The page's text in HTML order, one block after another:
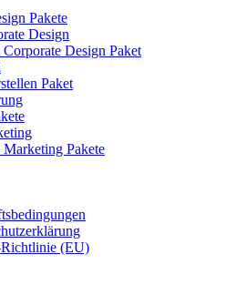
Pakete
Design
Design Paket
Paket
Pakete
(EU)